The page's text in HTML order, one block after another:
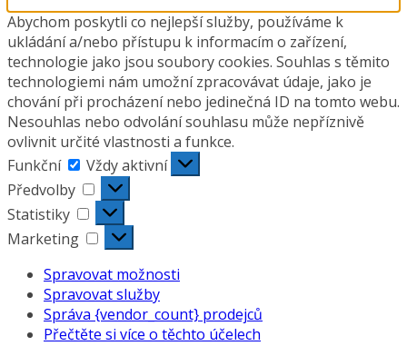
Abychom poskytli co nejlepší služby, používáme k
ukládání a/nebo přístupu k informacím o zařízení,
technologie jako jsou soubory cookies. Souhlas s těmito
technologiemi nám umožní zpracovávat údaje, jako je
chování při procházení nebo jedinečná ID na tomto webu.
Nesouhlas nebo odvolání souhlasu může nepříznivě
ovlivnit určité vlastnosti a funkce.
Funkční
Funkční
Vždy aktivní
Předvolby
Předvolby
Statistiky
Statistiky
Marketing
Marketing
Spravovat možnosti
Spravovat služby
Správa {vendor_count} prodejců
Přečtěte si více o těchto účelech